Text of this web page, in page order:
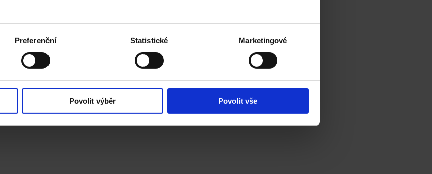
Preferenční Statistické Marketingové
Povolit výběr Povolit vše